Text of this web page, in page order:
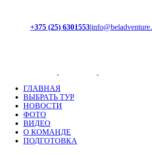
+375 (25) 6301553|
ГЛАВНАЯ
ВЫБРАТЬ ТУР
НОВОСТИ
ФОТО
ВИДЕО
О КОМАНДЕ
ПОДГОТОВКА